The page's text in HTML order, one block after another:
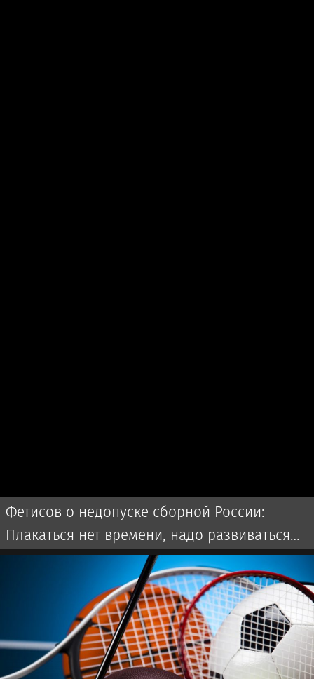
Фетисов о недопуске сборной России:
Плакаться нет времени, надо развиваться
дальше